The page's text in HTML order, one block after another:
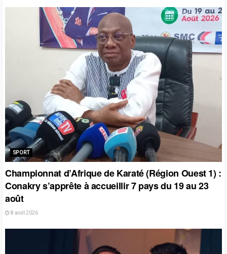
SPORT
Championnat d’Afrique de Karaté (Région Ouest 1) :
Conakry s’apprête à accueillir 7 pays du 19 au 23
août
8 août 2026